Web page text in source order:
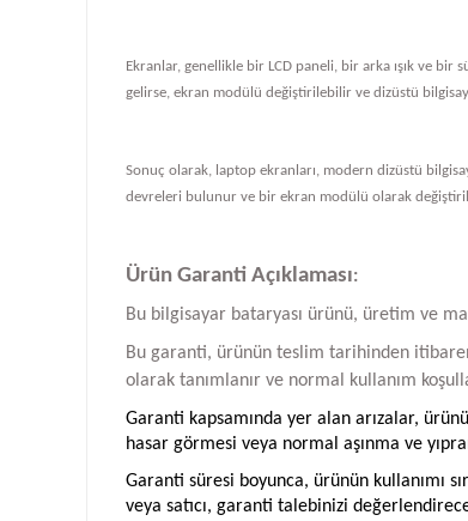
Ekranlar, genellikle bir LCD paneli, bir arka ışık ve
gelirse, ekran modülü değiştirilebilir ve dizüstü
Sonuç olarak, laptop ekranları, modern dizüstü
devreleri bulunur ve bir ekran modülü olarak
Ürün Garanti Açıklaması:
Bu bilgisayar bataryası ürünü, üretim ve
Bu garanti, ürünün teslim tarihinden
olarak tanımlanır ve normal kullanım
Garanti kapsamında yer alan arızalar,
hasar görmesi veya normal aşınma ve
Garanti süresi boyunca, ürünün kullanımı
veya satıcı, garanti talebinizi